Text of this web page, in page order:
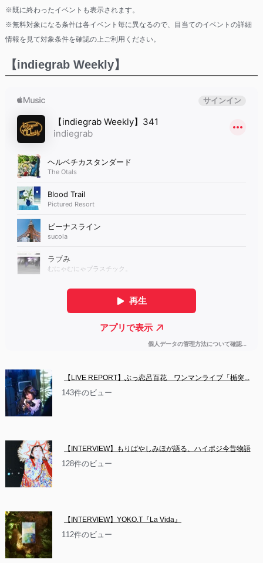
※既に終わったイベントも表示されます。
※無料対象になる条件は各イベント毎に異なるので、目当てのイベントの詳細
情報を見て対象条件を確認の上ご利用ください。
【indiegrab Weekly】
【LIVE REPORT】ぶっ恋呂百花　ワンマンライブ「楯突...
143件のビュー
【INTERVIEW】もりばやしみほが語る、ハイポジ今昔物語
128件のビュー
【INTERVIEW】YOKO.T『La Vida』
112件のビュー